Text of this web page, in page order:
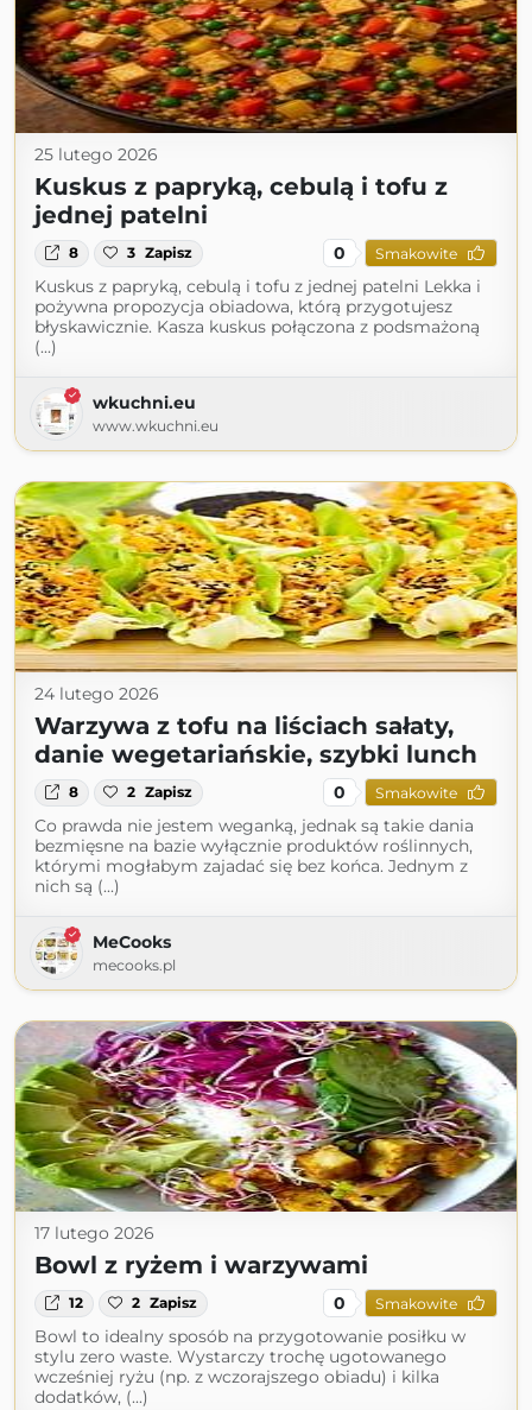
25 lutego 2026
Kuskus z papryką, cebulą i tofu z
jednej patelni
8 3 Zapisz 0 Smakowite
Kuskus z papryką, cebulą i tofu z jednej patelni Lekka i
pożywna propozycja obiadowa, którą przygotujesz
błyskawicznie. Kasza kuskus połączona z podsmażoną
(...)
wkuchni.eu
www.wkuchni.eu
24 lutego 2026
Warzywa z tofu na liściach sałaty,
danie wegetariańskie, szybki lunch
8 2 Zapisz 0 Smakowite
Co prawda nie jestem weganką, jednak są takie dania
bezmięsne na bazie wyłącznie produktów roślinnych,
którymi mogłabym zajadać się bez końca. Jednym z
nich są (...)
MeCooks
mecooks.pl
17 lutego 2026
Bowl z ryżem i warzywami
12 2 Zapisz 0 Smakowite
Bowl to idealny sposób na przygotowanie posiłku w
stylu zero waste. Wystarczy trochę ugotowanego
wcześniej ryżu (np. z wczorajszego obiadu) i kilka
dodatków, (...)